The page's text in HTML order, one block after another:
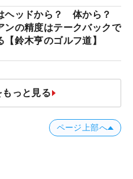
ヘッドから？ 体から？
ンの精度はテークバックで
【鈴木亨のゴルフ道】
っと見る
ページ上部へ